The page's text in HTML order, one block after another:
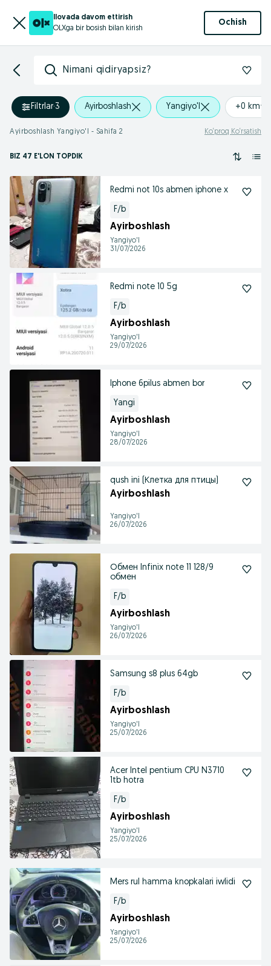
Ilovada davom ettirish
OLXga bir bosish bilan kirish
Ochish
Nimani qidiryapsiz?
Filtrlar·3 Ayirboshlash Yangiyo'l +0 km
Ayirboshlash Yangiyo'l - Sahifa 2 Ko‘proq Ko‘rsatish
BIZ 47 E'LON TOPDIK
Redmi not 10s abmen iphone x
F/b
Ayirboshlash
Yangiyo'l
31/07/2026
Redmi note 10 5g
F/b
Ayirboshlash
Yangiyo'l
29/07/2026
Iphone 6pilus abmen bor
Yangi
Ayirboshlash
Yangiyo'l
28/07/2026
qush ini (Клетка для птицы)
Ayirboshlash
Yangiyo'l
26/07/2026
Обмен Infinix note 11 128/9
обмен
F/b
Ayirboshlash
Yangiyo'l
26/07/2026
Samsung s8 plus 64gb
F/b
Ayirboshlash
Yangiyo'l
25/07/2026
Acer Intel pentium CPU N3710
1tb hotra
F/b
Ayirboshlash
Yangiyo'l
25/07/2026
Mers rul hamma knopkalari iwlidi
F/b
Ayirboshlash
Yangiyo'l
25/07/2026